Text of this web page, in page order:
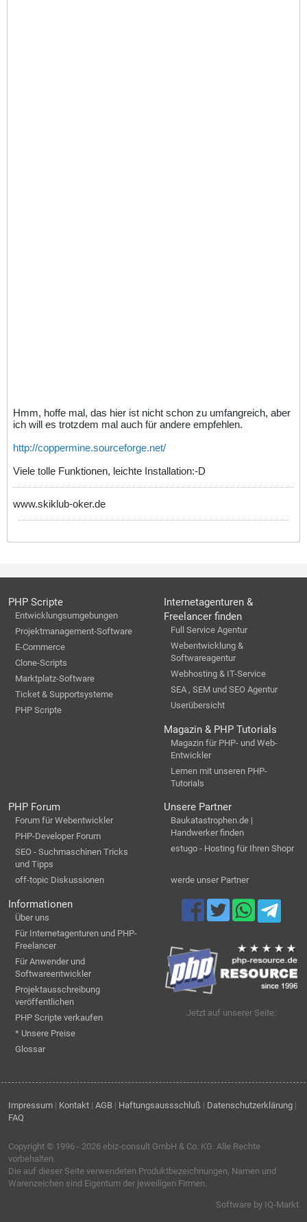
Hmm, hoffe mal, das hier ist nicht schon zu umfangreich, aber
ich will es trotzdem mal auch für andere empfehlen.
http://coppermine.sourceforge.net/
Viele tolle Funktionen, leichte Installation:-D
www.skiklub-oker.de
PHP Scripte
Entwicklungsumgebungen
Projektmanagement-Software
E-Commerce
Clone-Scripts
Marktplatz-Software
Ticket & Supportsysteme
PHP Scripte
Internetagenturen &
Freelancer finden
Full Service Agentur
Webentwicklung &
Softwareagentur
Webhosting & IT-Service
SEA , SEM und SEO Agentur
Userübersicht
Magazin & PHP Tutorials
Magazin für PHP- und Web-
Entwickler
Lernen mit unseren PHP-
Tutorials
PHP Forum
Forum für Webentwickler
PHP-Developer Forum
SEO - Suchmaschinen Tricks
und Tipps
off-topic Diskussionen
Unsere Partner
Baukatastrophen.de |
Handwerker finden
estugo - Hosting für Ihren Shopr
werde unser Partner
Informationen
Über uns
Für Internetagenturen und PHP-
Freelancer
Für Anwender und
Softwareentwickler
Projektausschreibung
veröffentlichen
PHP Scripte verkaufen
* Unsere Preise
Glossar
Jetzt auf unserer Seite:
Impressum | Kontakt | AGB | Haftungsaussschluß | Datenschutzerklärung |
FAQ
Copyright © 1996 - 2026 ebiz-consult GmbH & Co. KG. Alle Rechte
vorbehalten.
Die auf dieser Seite verwendeten Produktbezeichnungen, Namen und
Warenzeichen sind Eigentum der jeweiligen Firmen.
Software by IQ-Markt